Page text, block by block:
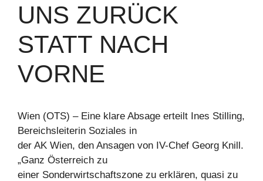
UNS ZURÜCK
STATT NACH
VORNE
Wien (OTS) – Eine klare Absage erteilt Ines Stilling,
Bereichsleiterin Soziales in
der AK Wien, den Ansagen von IV-Chef Georg Knill.
„Ganz Österreich zu
einer Sonderwirtschaftszone zu erklären, quasi zu